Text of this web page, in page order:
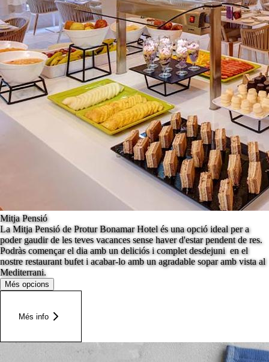
Mitja Pensió
La Mitja Pensió de Protur Bonamar Hotel és una opció ideal per a
poder gaudir de les teves vacances sense haver d'estar pendent de res.
Podràs començar el dia amb un deliciós i complet desdejuni en el
nostre restaurant bufet i acabar-lo amb un agradable sopar amb vista al
Mediterrani.
Més opcions
Més info